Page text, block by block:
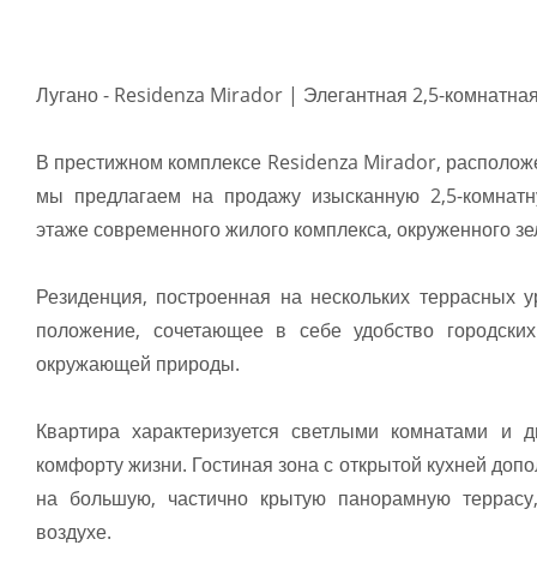
Лугано - Residenza Mirador | Элегантная 2,5-
В престижном комплексе Residenza Mirador,
мы предлагаем на продажу изысканную 2,5-
этаже современного жилого комплекса, окруженного
Резиденция, построенная на нескольких террасных
положение, сочетающее в себе удобство
окружающей природы.
Квартира характеризуется светлыми комнатами и
комфорту жизни. Гостиная зона с открытой кухней
на большую, частично крытую панорамную
воздухе.